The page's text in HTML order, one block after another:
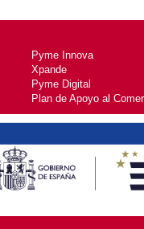
Pyme Innova
Xpande
Pyme Digital
Plan de Apoyo al